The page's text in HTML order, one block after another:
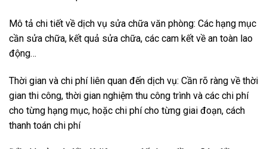
Mô tả chi tiết về dịch vụ sửa chữa văn phòng: Các hạng mục
cần sửa chữa, kết quả sửa chữa, các cam kết về an toàn lao
động…
Thời gian và chi phí liên quan đến dịch vụ: Cần rõ ràng về thời
gian thi công, thời gian nghiệm thu công trình và các chi phí
cho từng hạng mục, hoặc chi phí cho từng giai đoạn, cách
thanh toán chi phí